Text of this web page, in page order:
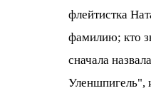
флейтистка
фамилию; кто
сначала
Уленшпигель",